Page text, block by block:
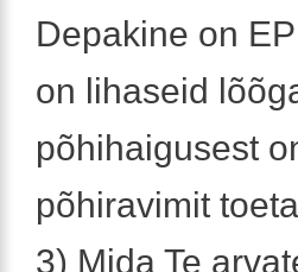
Depakine on
on lihaseid
põhihaigusest
põhiravimit
3) Mida Te